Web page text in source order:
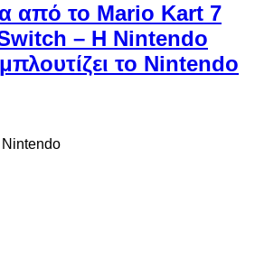
από το Mario Kart 7
– Η Nintendo
το Nintendo